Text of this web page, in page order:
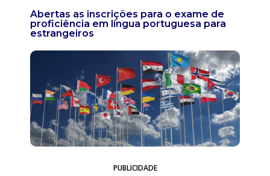
Abertas as inscrições para o exame de
proficiência em língua portuguesa para
estrangeiros
PUBLICIDADE